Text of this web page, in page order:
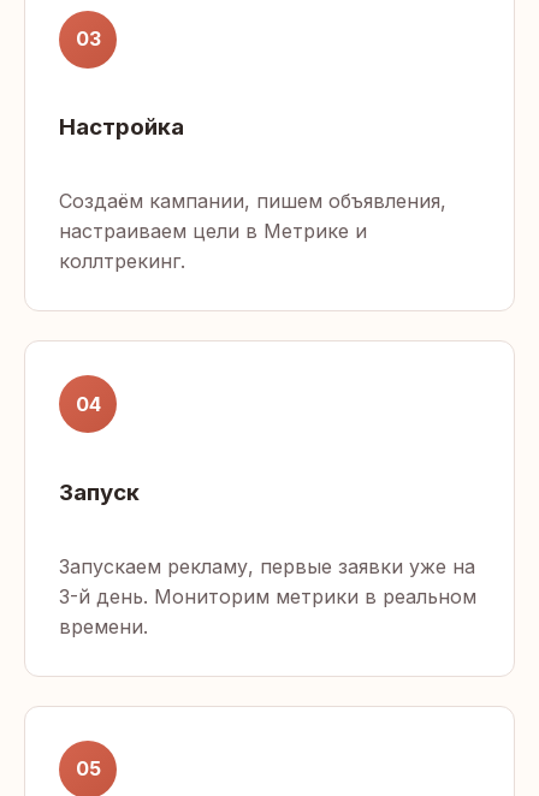
03
Настройка
Создаём кампании, пишем объявления,
настраиваем цели в Метрике и
коллтрекинг.
04
Запуск
Запускаем рекламу, первые заявки уже на
3-й день. Мониторим метрики в реальном
времени.
05